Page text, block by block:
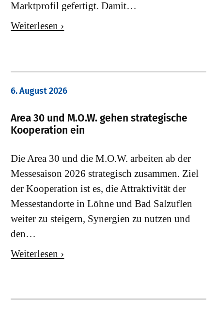
Marktprofil gefertigt. Damit…
Weiterlesen ›
6. August 2026
Area 30 und M.O.W. gehen strategische
Kooperation ein
Die Area 30 und die M.O.W. arbeiten ab der
Messesaison 2026 strategisch zusammen. Ziel
der Kooperation ist es, die Attraktivität der
Messestandorte in Löhne und Bad Salzuflen
weiter zu steigern, Synergien zu nutzen und
den…
Weiterlesen ›